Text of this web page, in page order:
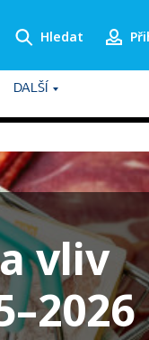
Hledat
DALŠÍ
vliv